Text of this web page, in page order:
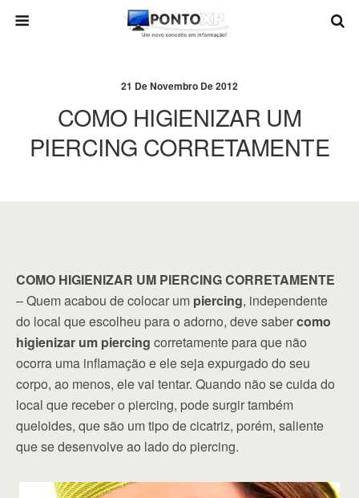
21 De Novembro De 2012
COMO HIGIENIZAR UM
PIERCING CORRETAMENTE
COMO HIGIENIZAR UM PIERCING CORRETAMENTE
– Quem acabou de colocar um piercing, independente
do local que escolheu para o adorno, deve sabercomo
higienizar um piercing corretamente para que não
ocorra uma inflamação e ele seja expurgado do seu
corpo, ao menos, ele vai tentar. Quando não se cuida do
local que receber o piercing, pode surgir também
queloides, que são um tipo de cicatriz, porém, saliente
que se desenvolve ao lado do piercing.